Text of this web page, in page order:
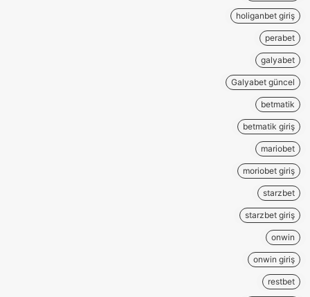
holiganbet giriş
perabet
galyabet
Galyabet güncel
betmatik
betmatik giriş
mariobet
moriobet giriş
starzbet
starzbet giriş
onwin
onwin giriş
restbet